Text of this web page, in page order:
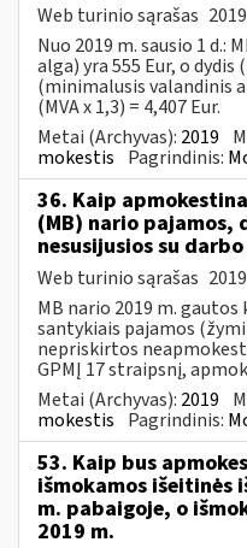
Web turinio sąrašas
Nuo 2019 m. sausio 1 d.:
alga) yra 555 Eur, o dydis
(minimalusis valandinis
(MVA x 1,3) = 4,407 Eur.
Metai (Archyvas): 2019
mokestis Pagrindinis:
36. Kaip
(MB) nario pajamos,
nesusijusios su
Web turinio sąrašas
MB nario 2019 m.
santykiais pajamos
nepriskirtos
GPMĮ 17 straipsnį,
Metai (Archyvas): 2019
mokestis Pagrindinis:
53. Kaip bus
išmokamos išeitinės
m. pabaigoje, o
2019 m.